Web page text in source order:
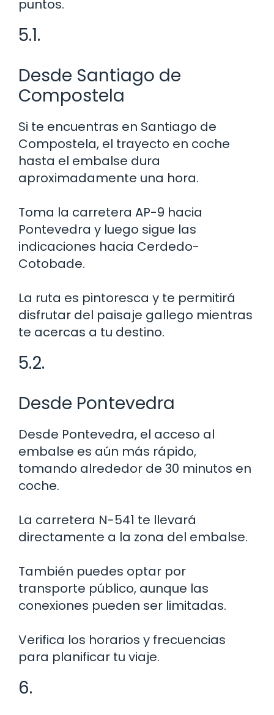
puntos.
5.1.
Desde Santiago de
Compostela
Si te encuentras en Santiago de
Compostela, el trayecto en coche
hasta el embalse dura
aproximadamente una hora.
Toma la carretera AP-9 hacia
Pontevedra y luego sigue las
indicaciones hacia Cerdedo-
Cotobade.
La ruta es pintoresca y te permitirá
disfrutar del paisaje gallego mientras
te acercas a tu destino.
5.2.
Desde Pontevedra
Desde Pontevedra, el acceso al
embalse es aún más rápido,
tomando alrededor de 30 minutos en
coche.
La carretera N-541 te llevará
directamente a la zona del embalse.
También puedes optar por
transporte público, aunque las
conexiones pueden ser limitadas.
Verifica los horarios y frecuencias
para planificar tu viaje.
6.